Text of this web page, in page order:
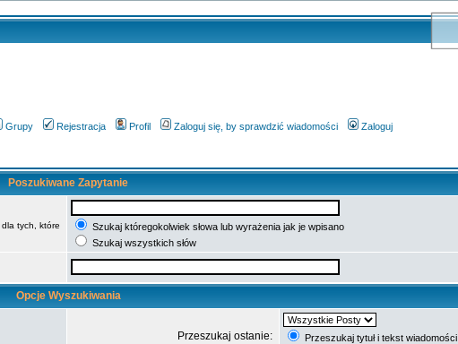
Grupy Rejestracja Profil Zaloguj się, by sprawdzić wiadomości Zaloguj
Poszukiwane Zapytanie
dla tych, które
Szukaj któregokolwiek słowa lub wyrażenia jak je wpisano
Szukaj wszystkich słów
Opcje Wyszukiwania
Przeszukaj ostanie:
Przeszukaj tytuł i tekst wiadomości